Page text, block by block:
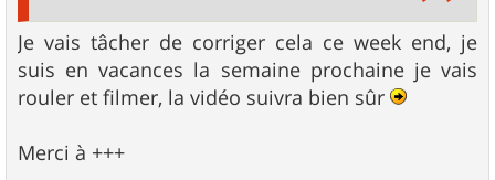
Je vais tâcher de corriger cela ce week end, je
suis en vacances la semaine prochaine je vais
rouler et filmer, la vidéo suivra bien sûr
Merci à +++